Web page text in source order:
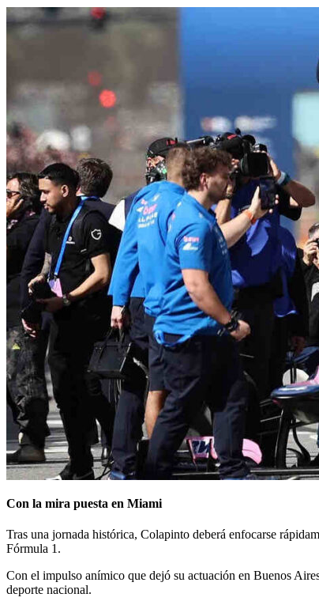
Con la mira puesta en Miami
Tras una jornada histórica, Colapinto deberá enfocarse
Fórmula 1.
Con el impulso anímico que dejó su actuación en Buenos
deporte nacional.